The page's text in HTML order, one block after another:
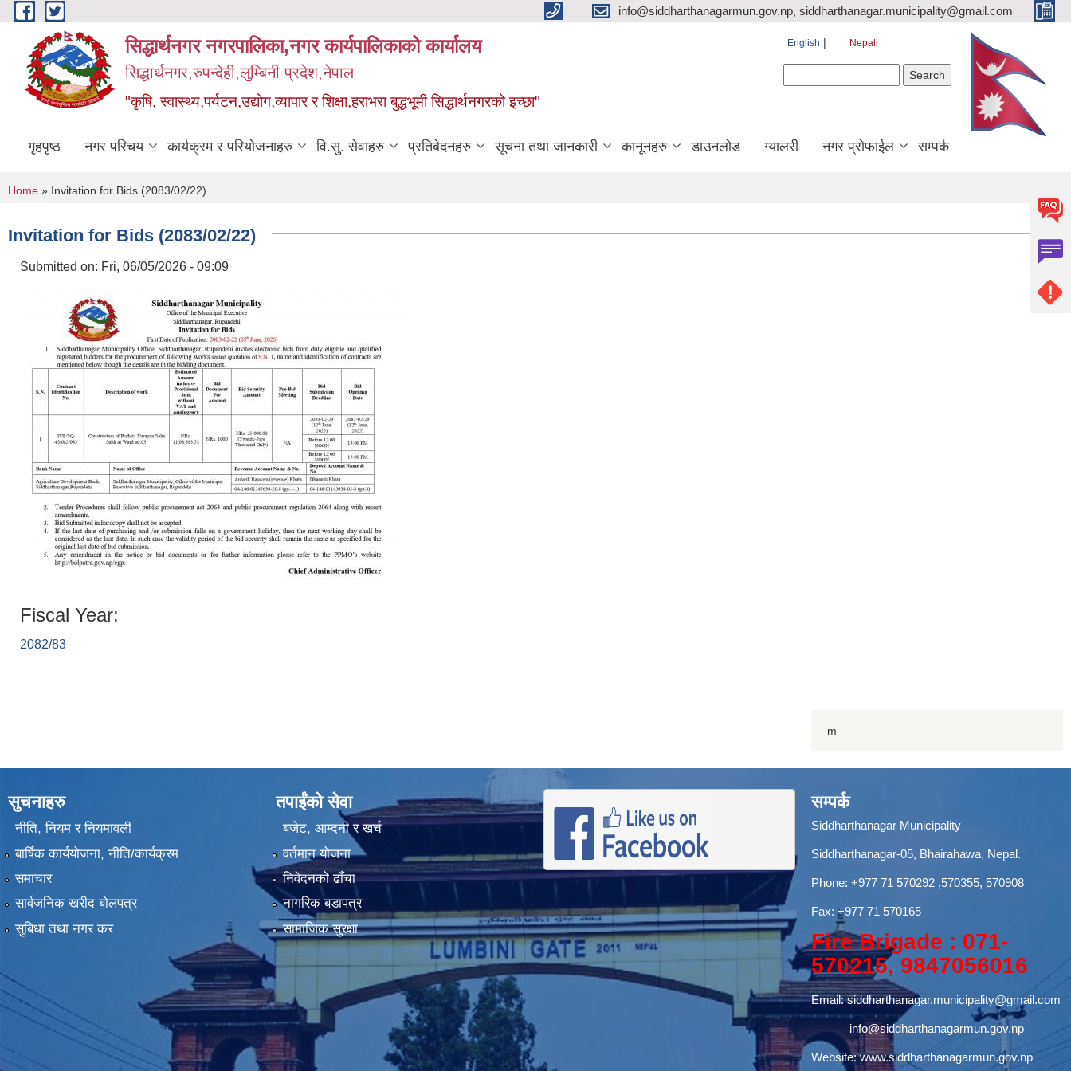
Skip to main content info@siddharthanagarmun.gov.np, siddharthanagar.municipality@gmail.com
सिद्धार्थनगर नगरपालिका,नगर कार्यपालिकाको कार्यालय
सिद्धार्थनगर,रुपन्देही,लुम्बिनी प्रदेश,नेपाल
"कृषि, स्वास्थ्य,पर्यटन,उद्योग,व्यापार र शिक्षा,हराभरा बुद्धभूमी सिद्धार्थनगरको इच्छा"
English Nepali
गृहपृष्ठ नगर परिचय कार्यक्रम र परियोजनाहरु वि.सु. सेवाहरु प्रतिबेदनहरु सूचना तथा जानकारी कानूनहरु डाउनलोड ग्यालरी नगर प्रोफाईल सम्पर्क
You are here
Home » Invitation for Bids (2083/02/22)
Invitation for Bids (2083/02/22)
Submitted on: Fri, 06/05/2026 - 09:09
Fiscal Year:
2082/83
m
सुचनाहरु
नीति, नियम र नियमावली
बार्षिक कार्ययोजना, नीति/कार्यक्रम
समाचार
सार्वजनिक खरीद बोलपत्र
सुबिधा तथा नगर कर
तपाईंको सेवा
बजेट, आम्दनी र खर्च
वर्तमान योजना
निवेदनको ढाँचा
नागरिक बडापत्र
सामाजिक सुरक्षा
सम्पर्क
Siddharthanagar Municipality
Siddharthanagar-05, Bhairahawa, Nepal.
Phone: +977 71 570292 ,570355, 570908
Fax: +977 71 570165
Fire Brigade : 071-
570215, 9847056016
Email:siddharthanagar.municipality@gmail.com
info@siddharthanagarmun.gov.np
Website:www.siddharthanagarmun.gov.np